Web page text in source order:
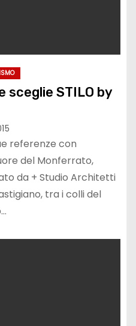
sceglie STILO by
referenze con
del Monferrato,
da + Studio Architetti
tra i colli del